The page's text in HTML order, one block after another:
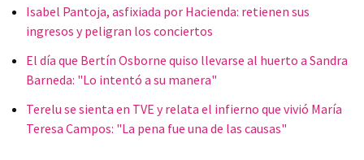
Isabel Pantoja, asfixiada por Hacienda: retienen sus
ingresos y peligran los conciertos
El día que Bertín Osborne quiso llevarse al huerto a Sandra
Barneda: "Lo intentó a su manera"
Terelu se sienta en TVE y relata el infierno que vivió María
Teresa Campos: "La pena fue una de las causas"